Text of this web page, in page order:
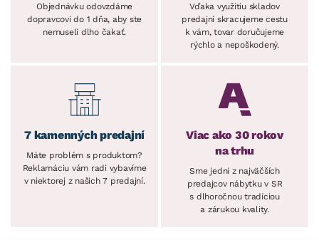
Objednávku odovzdáme
dopravcovi do 1 dňa, aby ste
nemuseli dlho čakať.
Vďaka využitiu skladov
predajní skracujeme cestu
k vám, tovar doručujeme
rýchlo a nepoškodený.
7 kamenných predajní
Máte problém s produktom?
Reklamáciu vám radi vybavíme
v niektorej z našich 7 predajní.
Viac ako 30 rokov
na trhu
Sme jedni z najväčších
predajcov nábytku v SR
s dlhoročnou tradíciou
a zárukou kvality.